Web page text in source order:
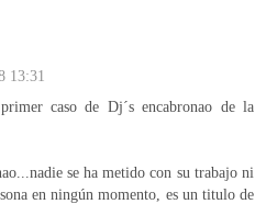
13:31
caso de Dj´s encabronao de la
se ha metido con su trabajo ni
en ningún momento, es un titulo de